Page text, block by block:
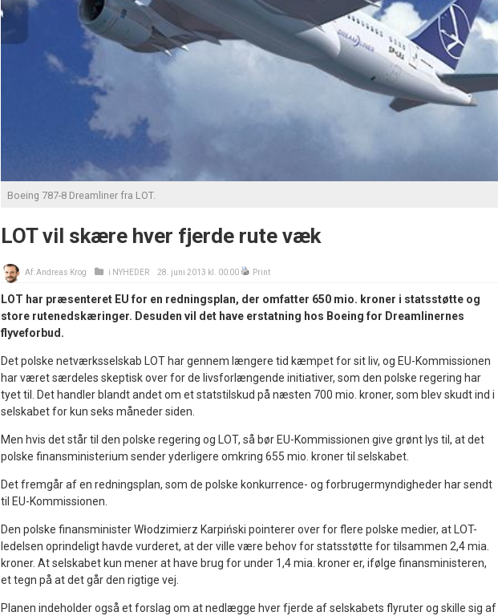
Boeing 787-8 Dreamliner fra LOT.
LOT vil skære hver fjerde rute væk
Af:Andreas Krog i NYHEDER 28. juni 2013 kl. 00:00 Print
LOT har præsenteret EU for en redningsplan, der omfatter 650 mio. kroner i statsstøtte og
store rutenedskæringer. Desuden vil det have erstatning hos Boeing for Dreamlinernes
flyveforbud.
Det polske netværksselskab LOT har gennem længere tid kæmpet for sit liv, og EU-Kommissionen
har været særdeles skeptisk over for de livsforlængende initiativer, som den polske regering har
tyet til. Det handler blandt andet om et statstilskud på næsten 700 mio. kroner, som blev skudt ind i
selskabet for kun seks måneder siden.
Men hvis det står til den polske regering og LOT, så bør EU-Kommissionen give grønt lys til, at det
polske finansministerium sender yderligere omkring 655 mio. kroner til selskabet.
Det fremgår af en redningsplan, som de polske konkurrence- og forbrugermyndigheder har sendt
til EU-Kommissionen.
Den polske finansminister Włodzimierz Karpiński pointerer over for flere polske medier, at LOT-
ledelsen oprindeligt havde vurderet, at der ville være behov for statsstøtte for tilsammen 2,4 mia.
kroner. At selskabet kun mener at have brug for under 1,4 mia. kroner er, ifølge finansministeren,
et tegn på at det går den rigtige vej.
Planen indeholder også et forslag om at nedlægge hver fjerde af selskabets flyruter og skille sig af